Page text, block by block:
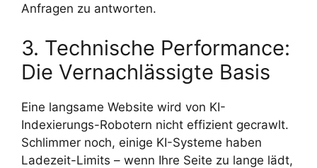
Anfragen zu antworten.
3. Technische Performance:
Die Vernachlässigte Basis
Eine langsame Website wird von KI-
Indexierungs-Robotern nicht effizient gecrawlt.
Schlimmer noch, einige KI-Systeme haben
Ladezeit-Limits – wenn Ihre Seite zu lange lädt,